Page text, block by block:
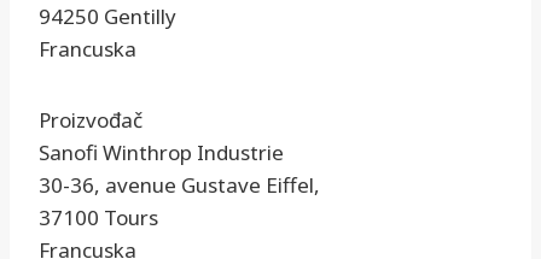
94250 Gentilly
Francuska
Proizvođač
Sanofi Winthrop Industrie
30-36, avenue Gustave Eiffel,
37100 Tours
Francuska